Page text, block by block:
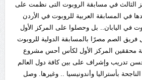
الثالث في مسابقة الروبوت التى نظمت على
في المسابقة العربية للروبوت في الأردن
في اليابان.. بل وحصلوا على المركز الأول
فريق الصم مصرًا بالمسابقة الدولية للروبوت
محققين المركز الأول لكأس أحس مشروع
تدريب وإشراف على بين كافة دول العالم
بأستراليا وأندونيسيا .. وغيرها. وصل